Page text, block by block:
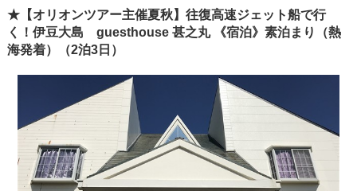
★【オリオンツアー主催夏秋】往復高速ジェット船で行
く！伊豆大島 guesthouse 甚之丸 《宿泊》素泊まり（熱
海発着）（2泊3日）